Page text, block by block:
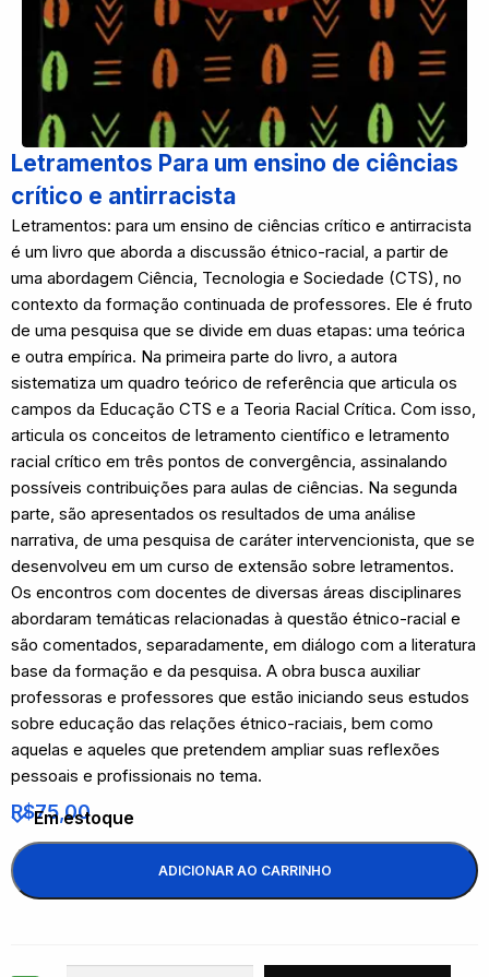
Letramentos Para um ensino de ciências
crítico e antirracista
Letramentos: para um ensino de ciências crítico e antirracista
é um livro que aborda a discussão étnico-racial, a partir de
uma abordagem Ciência, Tecnologia e Sociedade (CTS), no
contexto da formação continuada de professores. Ele é fruto
de uma pesquisa que se divide em duas etapas: uma teórica
e outra empírica. Na primeira parte do livro, a autora
sistematiza um quadro teórico de referência que articula os
campos da Educação CTS e a Teoria Racial Crítica. Com isso,
articula os conceitos de letramento científico e letramento
racial crítico em três pontos de convergência, assinalando
possíveis contribuições para aulas de ciências. Na segunda
parte, são apresentados os resultados de uma análise
narrativa, de uma pesquisa de caráter intervencionista, que se
desenvolveu em um curso de extensão sobre letramentos.
Os encontros com docentes de diversas áreas disciplinares
abordaram temáticas relacionadas à questão étnico-racial e
são comentados, separadamente, em diálogo com a literatura
base da formação e da pesquisa. A obra busca auxiliar
professoras e professores que estão iniciando seus estudos
sobre educação das relações étnico-raciais, bem como
aquelas e aqueles que pretendem ampliar suas reflexões
pessoais e profissionais no tema.
R$75,00
Em estoque
ADICIONAR AO CARRINHO